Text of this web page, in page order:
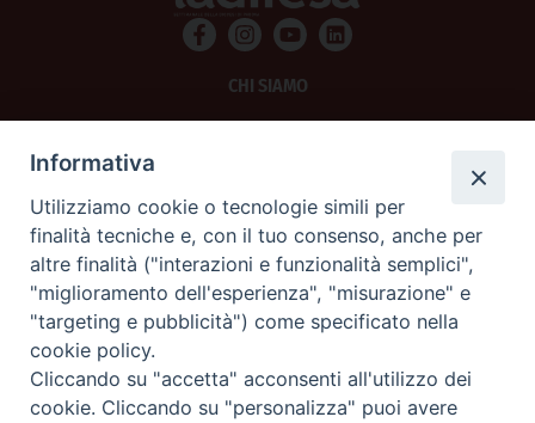
CHI SIAMO
SCRIVICI
La Difesa srl - P.iva 05125420280
La Difesa del Popolo percepisce i contributi pubblici all'editoria.
La Difesa del Popolo, tramite la Fisc (Federazione Italiana Settimanali Cattolici)
ha aderito allo IAP (Istituto dell'Autodisciplina Pubblicitaria) accettando il Codice
di Autodisciplina della Comunicazione Commerciale.
Informativa
Utilizziamo cookie o tecnologie simili per
finalità tecniche e, con il tuo consenso, anche per
altre finalità ("interazioni e funzionalità semplici",
"miglioramento dell'esperienza", "misurazione" e
"targeting e pubblicità") come specificato nella
cookie policy.
Cliccando su "accetta" acconsenti all'utilizzo dei
cookie. Cliccando su "personalizza" puoi avere